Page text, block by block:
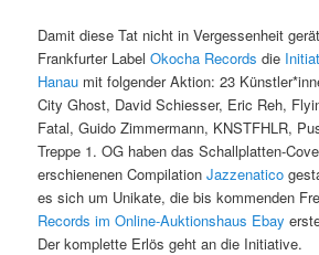
Damit diese Tat nicht in Vergessenheit
Frankfurter LabelOkocha Records die
Hanau mit folgender Aktion: 23
City Ghost, David Schiesser, Eric Reh,
Fatal, Guido Zimmermann, KNSTFHLR,
Treppe 1. OG haben das Schallplatten-
erschienenen CompilationJazzenatico
es sich um Unikate, die bis kommenden
Records im Online-Auktionshaus Ebay
Der komplette Erlös geht an die Initiative.